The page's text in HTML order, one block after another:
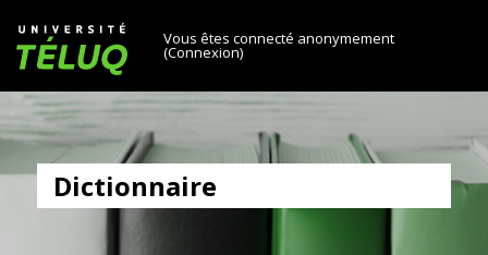
Université TÉLUQ
Vous êtes connecté anonymement
(Connexion)
Dictionnaire